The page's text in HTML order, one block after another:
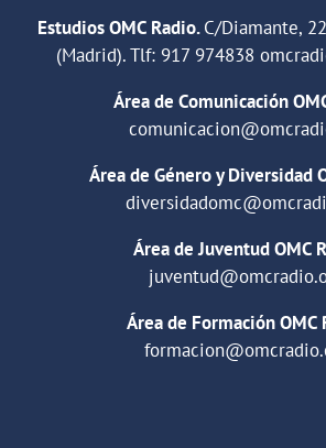
Estudios OMC Radio.C/Diamante,
(Madrid). Tlf: 917 974838
Área de Comunicación
Área de Género y Diversidad
Área de Juventud OMC
Área de Formación OMC